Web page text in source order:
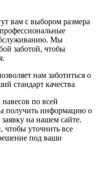
вам с выбором размера
Мы
заботой, чтобы
нам заботиться о
стандарт качества
по всей
получить информацию о
на нашем сайте.
чтобы уточнить все
под ваши